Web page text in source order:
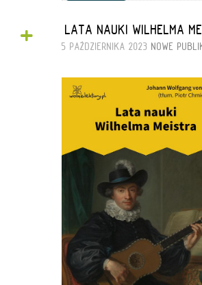
+ „LATA NAUKI WILHELMA
5 PAŹDZIERNIKA 2023 NOWE